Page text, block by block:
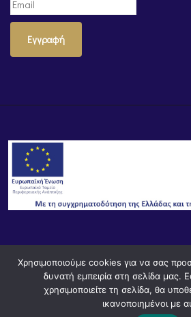
Εγγραφή
© Powered by
Χρησιμοποιούμε cookies για να σας
δυνατή εμπειρία στη σελίδα μας.
χρησιμοποιείτε τη σελίδα, θα
ικανοποιημένοι με